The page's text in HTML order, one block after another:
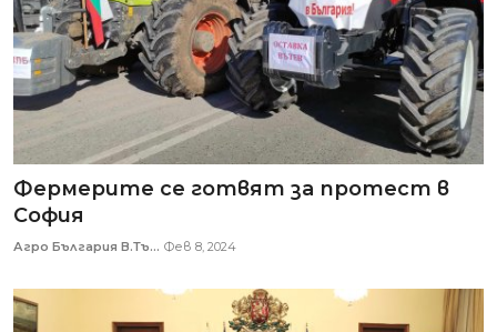
Фермерите се готвят за протест в
София
Агро България В.Тъ... Фев 8, 2024